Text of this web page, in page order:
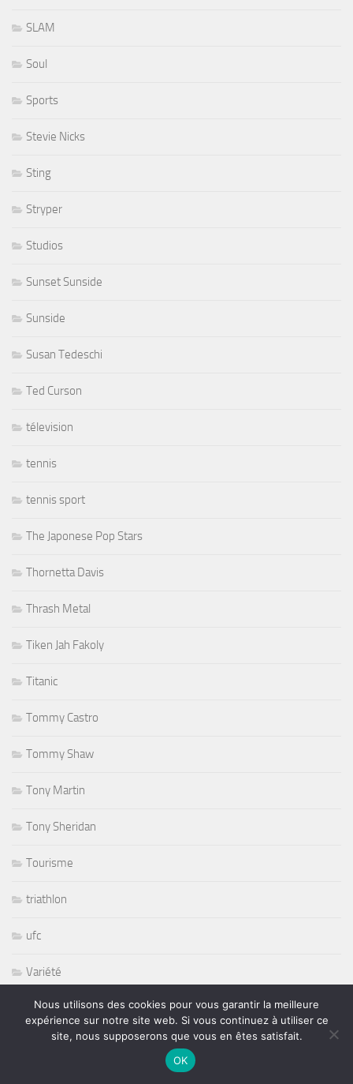
SLAM
Soul
Sports
Stevie Nicks
Sting
Stryper
Studios
Sunset Sunside
Sunside
Susan Tedeschi
Ted Curson
télevision
tennis
tennis sport
The Japonese Pop Stars
Thornetta Davis
Thrash Metal
Tiken Jah Fakoly
Titanic
Tommy Castro
Tommy Shaw
Tony Martin
Tony Sheridan
Tourisme
triathlon
ufc
Variété
volley ball
Whisbone Ash
Nous utilisons des cookies pour vous garantir la meilleure
expérience sur notre site web. Si vous continuez à utiliser ce
site, nous supposerons que vous en êtes satisfait.
OK